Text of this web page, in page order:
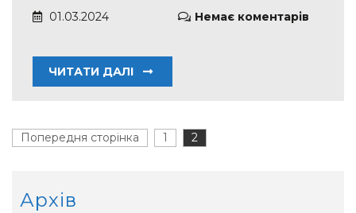
01.03.2024 Немає коментарів
ЧИТАТИ ДАЛІ
Пагінація
Попередня сторінка Page
1 2
Архів